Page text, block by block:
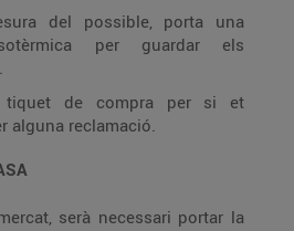
del possible, porta una
per guardar els
tiquet de compra per si et
alguna reclamació.
serà necessari portar la